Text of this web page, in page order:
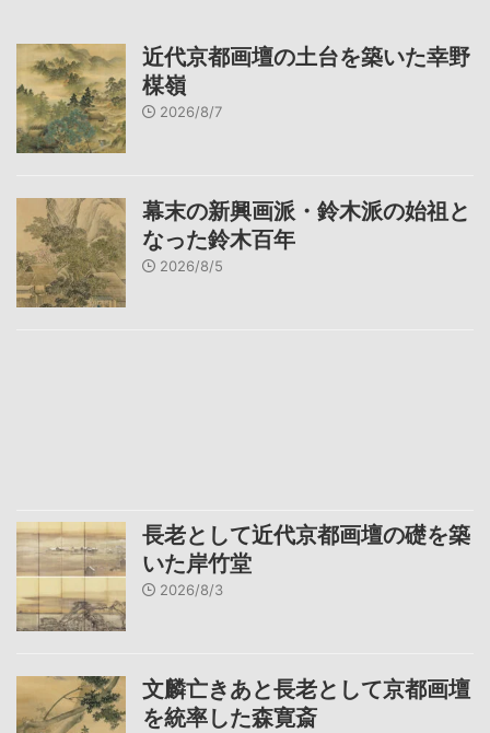
近代京都画壇の土台を築いた幸野
楳嶺
2026/8/7
幕末の新興画派・鈴木派の始祖と
なった鈴木百年
2026/8/5
長老として近代京都画壇の礎を築
いた岸竹堂
2026/8/3
文麟亡きあと長老として京都画壇
を統率した森寛斎